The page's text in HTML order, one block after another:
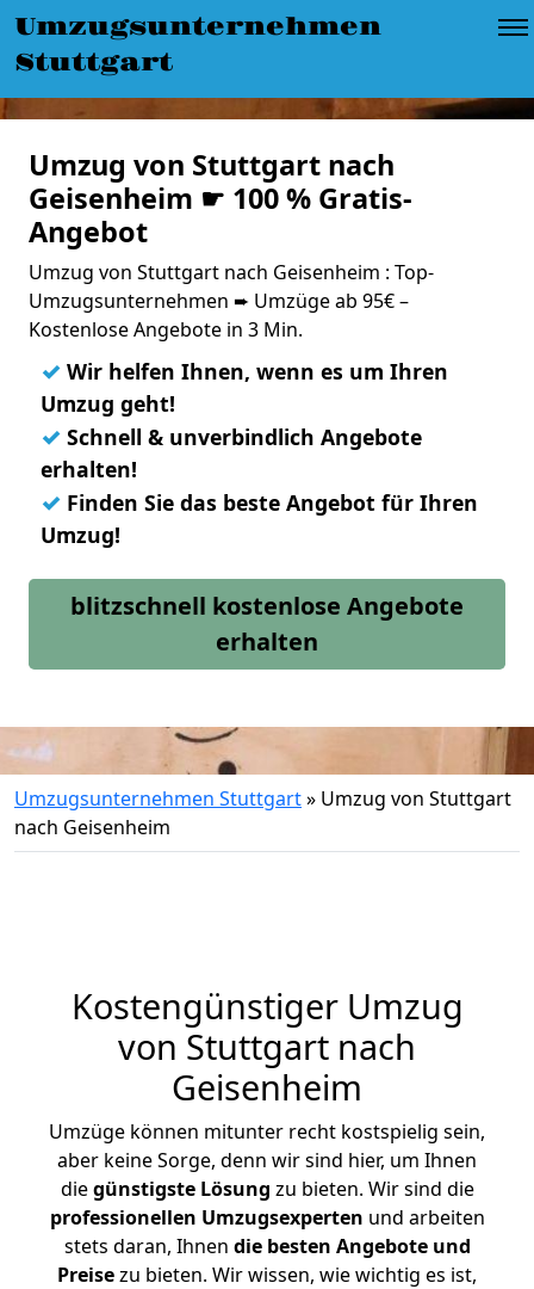
Umzugsunternehmen
Stuttgart
Umzug von Stuttgart nach
Geisenheim ☛ 100 % Gratis-
Angebot
Umzug von Stuttgart nach Geisenheim : Top-
Umzugsunternehmen ➨ Umzüge ab 95€ –
Kostenlose Angebote in 3 Min.
✓ Wir helfen Ihnen, wenn es um Ihren
Umzug geht!
✓ Schnell & unverbindlich Angebote
erhalten!
✓ Finden Sie das beste Angebot für Ihren
Umzug!
blitzschnell kostenlose Angebote
erhalten
Umzugsunternehmen Stuttgart» Umzug von Stuttgart
nach Geisenheim
Kostengünstiger Umzug
von Stuttgart nach
Geisenheim
Umzüge können mitunter recht kostspielig sein,
aber keine Sorge, denn wir sind hier, um Ihnen
diegünstigste Lösung zu bieten. Wir sind die
professionellen Umzugsexperten und arbeiten
stets daran, Ihnen die besten Angebote und
Preisezu bieten. Wir wissen, wie wichtig es ist,